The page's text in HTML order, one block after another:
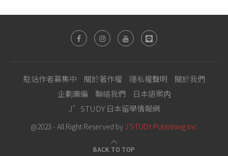
駐站作者募集中 關於著作權 隱私權聲明
關於我們
企劃廣編
聯絡我們
日本語案内
J’STUDY 日本留學情報網
@2023 - All Right Reserved by J'STUDY Publishing Inc.
BACK TO TOP